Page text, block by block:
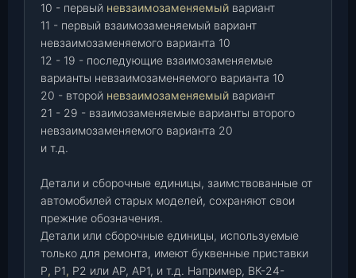
10 - первый невзаимозаменяемый вариант
11 - первый взаимозаменяемый вариант
невзаимозаменяемого варианта 10
12 - 19 - последующие взаимозаменяемые
варианты невзаимозаменяемого варианта 10
20 - второй невзаимозаменяемый вариант
21 - 29 - взаимозаменяемые варианты второго
невзаимозаменяемого варианта 20
и т.д.
Детали и сборочные единицы, заимствованные от
автомобилей старых моделей, сохраняют свои
прежние обозначения.
Детали или сборочные единицы, используемые
только для ремонта, имеют буквенные приставки
Р, Р1, Р2 или АР, АР1, и т.д. Например, ВК-24-